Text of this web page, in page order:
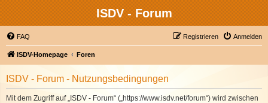
ISDV - Forum
FAQ Anmelden
Registrieren
ISDV-Homepage Foren
ISDV - Forum - Nutzungsbedingungen
Mit dem Zugriff auf „ISDV - Forum“ („https://www.isdv.net/forum“) wird zwischen